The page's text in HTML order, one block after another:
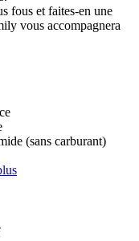
fous et faites-en une
vous accompagnera
(sans carburant)